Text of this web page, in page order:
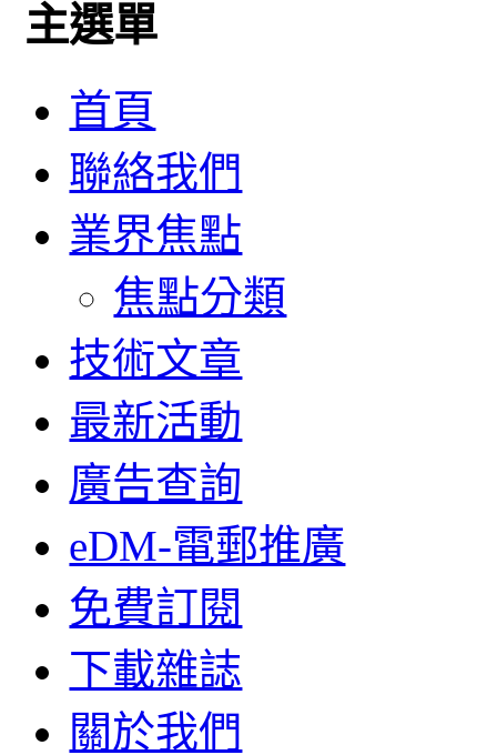
主選單
首頁
聯絡我們
業界焦點
焦點分類
技術文章
最新活動
廣告查詢
eDM-電郵推廣
免費訂閱
下載雜誌
關於我們